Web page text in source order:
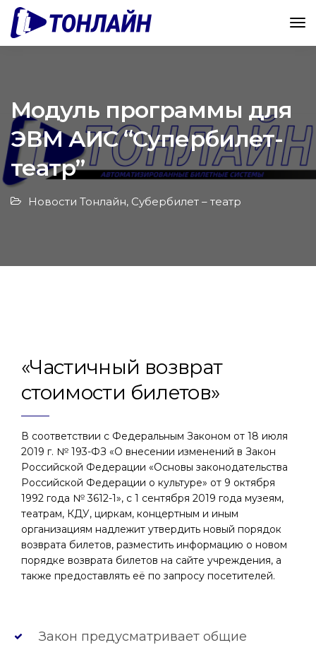
Модуль программы для
ЭВМ АИС “Супербилет-
театр”
Новости Тонлайн, Субербилет – театр
«Частичный возврат
стоимости билетов»
В соответствии с Федеральным Законом от 18 июля
2019 г. № 193-ФЗ «О внесении изменений в Закон
Российской Федерации «Основы законодательства
Российской Федерации о культуре» от 9 октября
1992 года № 3612-1», с 1 сентября 2019 года музеям,
театрам, КДУ, циркам, концертным и иным
организациям надлежит утвердить новый порядок
возврата билетов, разместить информацию о новом
порядке возврата билетов на сайте учреждения, а
также предоставлять её по запросу посетителей.
Закон предусматривает общие